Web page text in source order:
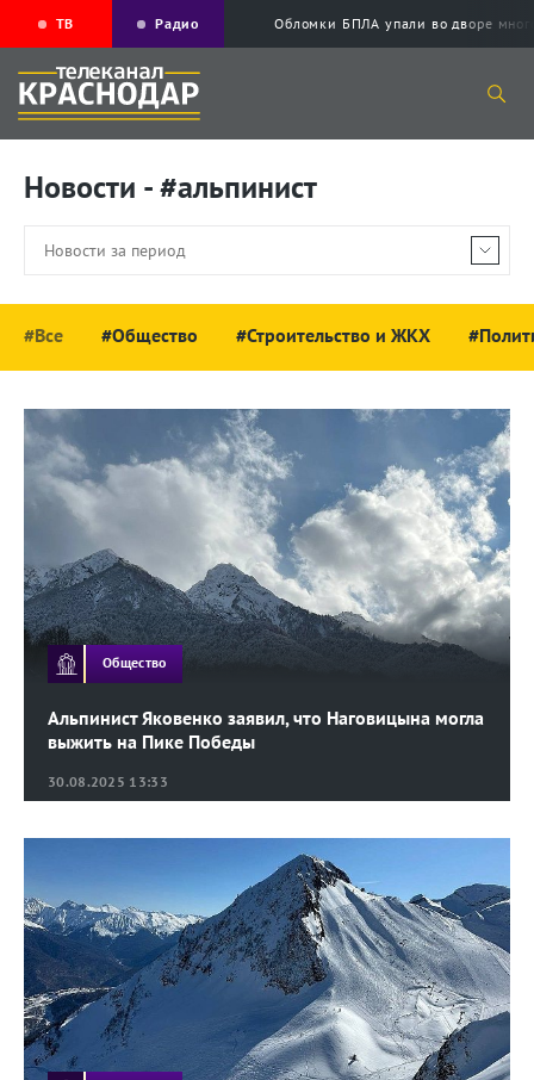
ТВ Радио Обломки БПЛА упали во дворе
Новости - #альпинист
#Все #Общество #Строительство и ЖКХ
30.08.2025 13:33
Альпинист Яковенко заявил, что Наговицына могла
выжить на Пике Победы
Общество